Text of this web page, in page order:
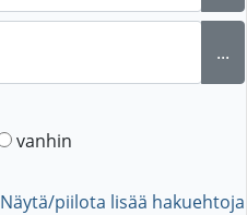
...
vanhin
Näytä/piilota lisää hakuehtoja